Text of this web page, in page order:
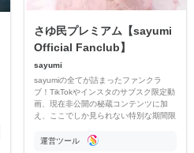
さゆ民プレミアム【sayumi
Official Fanclub】
sayumi
sayumiの全てが詰まったファンクラ
ブ！TikTokやインスタのサブスク限定動
画、現在非公開の秘蔵コンテンツに加
え、ここでしか見られない特別な期間限
運営ツール